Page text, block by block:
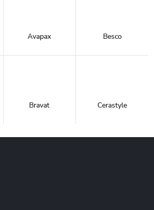
Avapax Besco
Bravat Cerastyle